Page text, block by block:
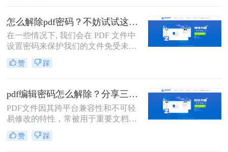
时候应该怎么办呢？这个时候就需要
对文档进行解除密码保护的操作了。
在这种情况下，你可以采用一些方法
来解决这个问题。下面就给大家介绍
三种解除pdf密码保护的方法。
怎么解除pdf密码？不妨试试这两种方法！
在一些情况下, 我们会在 PDF 文件中
设置密码来保护我们的文件免受未经
授权的访问。但有时候, 我们可能会
忘记或丢失密码, 如果没有有效的方
们带来很多麻烦，因为无法打开这些
文件。在这篇文章中, 我们将学习怎
么解除pdf密码, 以允许我们访问我们
的 PDF 文件。
赞 踩
pdf编辑密码怎么解除？分享三种实用方法！
PDF文件因其跨平台兼容性和不可轻
易修改的特性，常被用于重要文档的
存储和传输。然而，当PDF文件被设
置了编辑密码时，我们就需要采取一
赞 踩